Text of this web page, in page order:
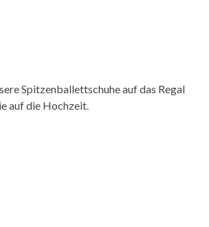
Spitzenballettschuhe auf das Regal
auf die Hochzeit.